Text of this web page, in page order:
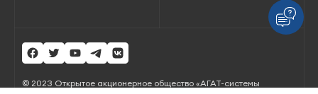
© 2023 Открытое акционерное общество «АГАТ-системы